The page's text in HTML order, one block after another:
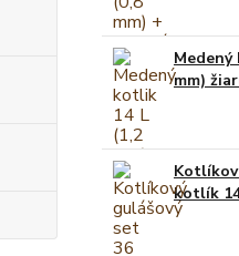
mm)
kotlík